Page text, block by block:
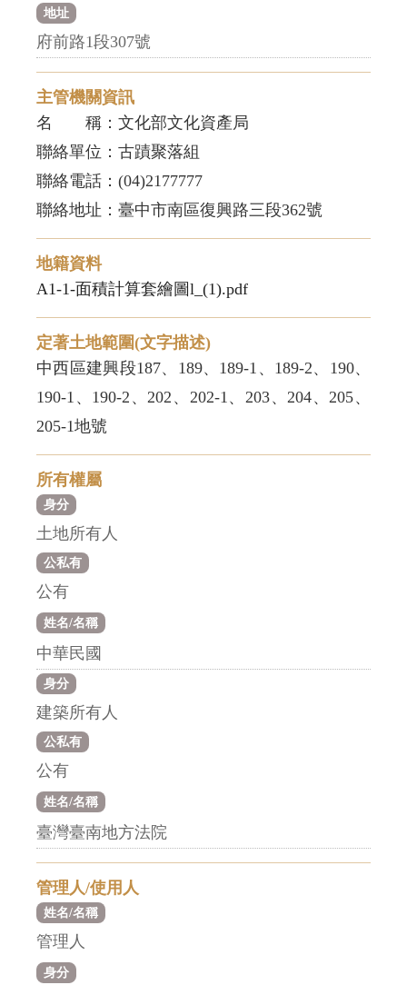
地址
府前路1段307號
主管機關資訊
名 稱：文化部文化資產局
聯絡單位：古蹟聚落組
聯絡電話：(04)2177777
聯絡地址：臺中市南區復興路三段362號
地籍資料
A1-1-面積計算套繪圖l_(1).pdf
定著土地範圍(文字描述)
中西區建興段187、189、189-1、189-2、190、
190-1、190-2、202、202-1、203、204、205、
205-1地號
所有權屬
身分
土地所有人
公私有
公有
姓名/名稱
中華民國
身分
建築所有人
公私有
公有
姓名/名稱
臺灣臺南地方法院
管理人/使用人
姓名/名稱
管理人
身分